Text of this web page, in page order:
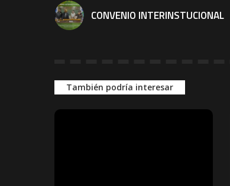
CONVENIO INTERINSTUCIONAL
También podría interesar